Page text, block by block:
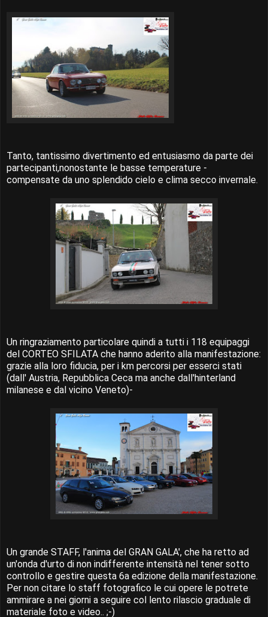
Tanto, tantissimo divertimento ed entusiasmo da parte dei
partecipanti,nonostante le basse temperature -
compensate da uno splendido cielo e clima secco invernale.
Un ringraziamento particolare quindi a tutti i 118 equipaggi
del CORTEO SFILATA che hanno aderito alla manifestazione:
grazie alla loro fiducia, per i km percorsi per esserci stati
(dall' Austria, Repubblica Ceca ma anche dall'hinterland
milanese e dal vicino Veneto)-
Un grande STAFF, l'anima del GRAN GALA', che ha retto ad
un'onda d'urto di non indifferente intensità nel tener sotto
controllo e gestire questa 6a edizione della manifestazione.
Per non citare lo staff fotografico le cui opere le potrete
ammirare a nei giorni a seguire col lento rilascio graduale di
materiale foto e video.. ;-)